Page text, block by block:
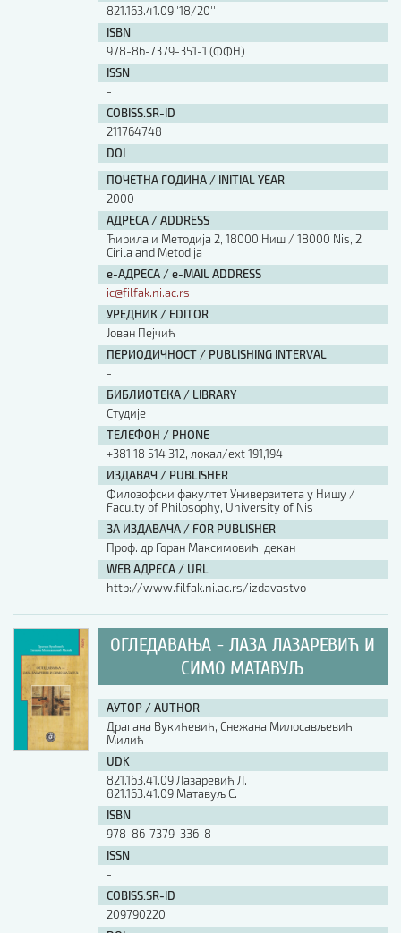
821.163.41.09''18/20''
ISBN
978-86-7379-351-1 (ФФН)
ISSN
-
COBISS.SR-ID
211764748
DOI
ПОЧЕТНА ГОДИНА / INITIAL YEAR
2000
АДРЕСА / ADDRESS
Ћирила и Методија 2, 18000 Ниш / 18000 Nis, 2
Cirila and Metodija
е-АДРЕСА / e-MAIL ADDRESS
ic@filfak.ni.ac.rs
УРЕДНИК / EDITOR
Јован Пејчић
ПЕРИОДИЧНОСТ / PUBLISHING INTERVAL
-
БИБЛИОТЕКА / LIBRARY
Студије
ТЕЛЕФОН / PHONE
+381 18 514 312, локал/ext 191,194
ИЗДАВАЧ / PUBLISHER
Филозофски факултет Универзитета у Нишу /
Faculty of Philosophy, University of Nis
ЗА ИЗДАВАЧА / FOR PUBLISHER
Проф. др Горан Максимовић, декан
WEB АДРЕСА / URL
http://www.filfak.ni.ac.rs/izdavastvo
ОГЛЕДАВАЊА - ЛАЗА ЛАЗАРЕВИЋ И
СИМО МАТАВУЉ
АУТОР / AUTHOR
Драгана Вукићевић, Снежана Милосављевић
Милић
UDK
821.163.41.09 Лазаревић Л.
821.163.41.09 Матавуљ С.
ISBN
978-86-7379-336-8
ISSN
-
COBISS.SR-ID
209790220